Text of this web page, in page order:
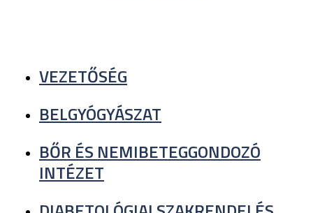
VEZETŐSÉG
BELGYÓGYÁSZAT
BŐR ÉS NEMIBETEGGONDOZÓ
INTÉZET